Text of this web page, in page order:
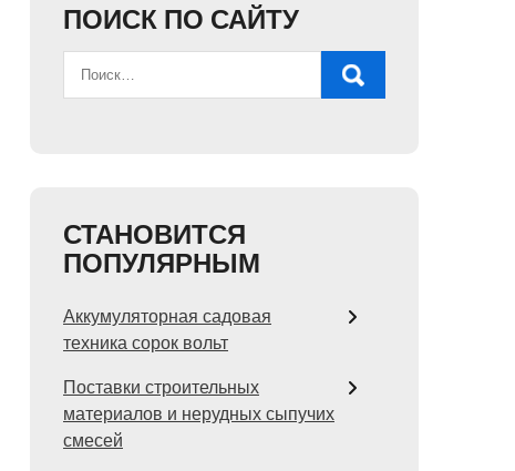
ПОИСК ПО САЙТУ
СТАНОВИТСЯ
ПОПУЛЯРНЫМ
Аккумуляторная садовая
техника сорок вольт
Поставки строительных
материалов и нерудных сыпучих
смесей